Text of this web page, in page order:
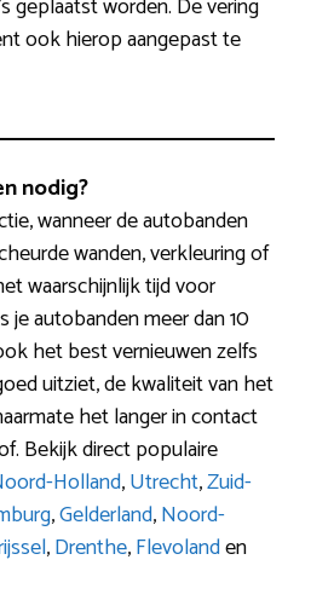
ook hierop aangepast te
nodig?
wanneer de autobanden
wanden, verkleuring of
waarschijnlijk tijd voor
je autobanden meer dan 10
het best vernieuwen zelfs
uitziet, de kwaliteit van het
het langer in contact
Bekijk direct populaire
Holland,Utrecht,Zuid-
,Gelderland,Noord-
,Drenthe,Flevolanden